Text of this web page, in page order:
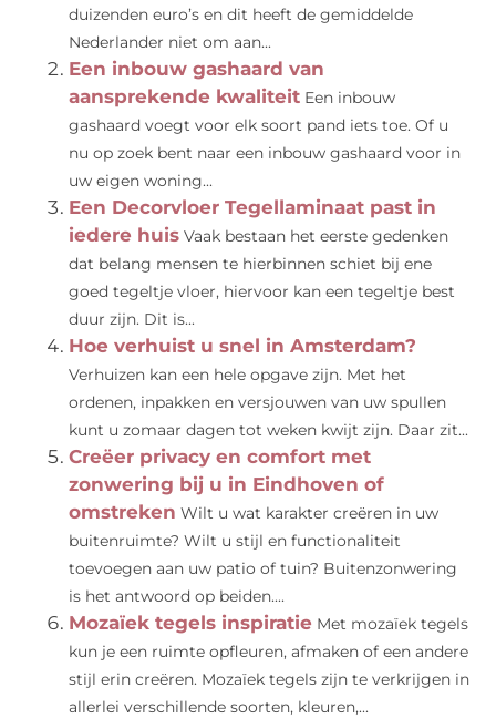
duizenden euro’s en dit heeft de gemiddelde
Nederlander niet om aan...
Een inbouw gashaard van
aansprekende kwaliteit Een inbouw
gashaard voegt voor elk soort pand iets toe. Of u
nu op zoek bent naar een inbouw gashaard voor in
uw eigen woning...
Een Decorvloer Tegellaminaat past in
iedere huis Vaak bestaan het eerste gedenken
dat belang mensen te hierbinnen schiet bij ene
goed tegeltje vloer, hiervoor kan een tegeltje best
duur zijn. Dit is...
Hoe verhuist u snel in Amsterdam?
Verhuizen kan een hele opgave zijn. Met het
ordenen, inpakken en versjouwen van uw spullen
kunt u zomaar dagen tot weken kwijt zijn. Daar zit...
Creëer privacy en comfort met
zonwering bij u in Eindhoven of
omstreken Wilt u wat karakter creëren in uw
buitenruimte? Wilt u stijl en functionaliteit
toevoegen aan uw patio of tuin? Buitenzonwering
is het antwoord op beiden....
Mozaïek tegels inspiratie Met mozaïek tegels
kun je een ruimte opfleuren, afmaken of een andere
stijl erin creëren. Mozaïek tegels zijn te verkrijgen in
allerlei verschillende soorten, kleuren,...